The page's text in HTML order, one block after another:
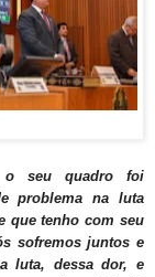
o seu quadro foi
problema na luta
que tenho com seu
sofremos juntos e
luta, dessa dor, e